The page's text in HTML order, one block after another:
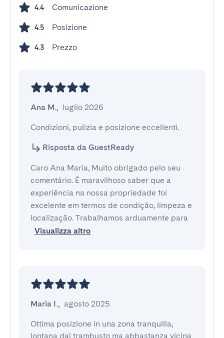
4.4 Comunicazione
4.5 Posizione
4.3 Prezzo
Ana M., luglio 2026
Condizioni, pulizia e posizione eccellenti.
Risposta da GuestReady
Caro Ana Maria, Muito obrigado pelo seu
comentário. É maravilhoso saber que a
experiência na nossa propriedade foi
excelente em termos de condição, limpeza e
localização. Trabalhamos arduamente para
Visualizza altro
Maria I., agosto 2025
Ottima posizione in una zona tranquilla,
lontana dal trambusto ma abbastanza vicina